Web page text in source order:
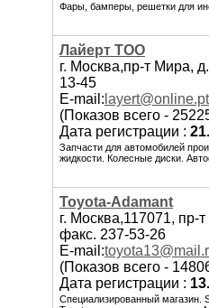
Фары, бамперы, решетки для
Лайерт ТОО
г. Москва,пр-т Мира,
13-45
E-mail:
(Показов всего -
Дата регистрации :
Запчасти для автомобилей
жидкости. Колесные диски.
Toyota-Adamant
г. Москва,117071, пр-
факс. 237-53-26
E-mail:
(Показов всего -
Дата регистрации :
Специализированный магазин.